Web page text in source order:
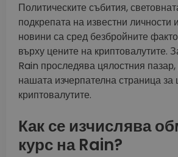
Политическите събития,
подкрепата на известни личности
новини са сред безбройните
върху цените на криптовалутите.
Rain проследява цялостния пазар,
нашата изчерпателна страница за
криптовалутите.
Как се изчислява
курс на Rain?